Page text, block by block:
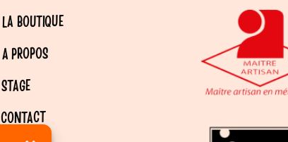
LA BOUTIQUE
A PROPOS
STAGE
CONTACT